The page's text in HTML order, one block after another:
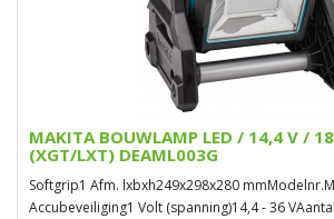
MAKITA BOUWLAMP LED / 14,4 V /
(XGT/LXT) DEAML003G
Softgrip1 Afm. lxbxh249x298x280
Accubeveiliging1 Volt (spanning)14,4 - 36